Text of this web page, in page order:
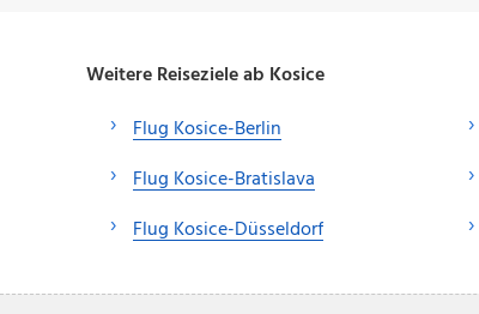
Weitere Reiseziele ab Kosice
Flug Kosice-Berlin
Flug Kosice-Bratislava
Flug Kosice-Düsseldorf